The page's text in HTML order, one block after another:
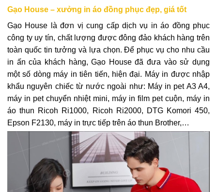
Gạo House – xưởng in áo đồng phục đẹp, giá tốt
Gạo House là đơn vị cung cấp dịch vụ in áo đồng phục
công ty uy tín, chất lượng được đông đảo khách hàng trên
toàn quốc tin tưởng và lựa chọn. Để phục vụ cho nhu cầu
in ấn của khách hàng,Gạo House đã đưa vào sử dụng
một số dòng máy in tiên tiến, hiện đại. Máy in được nhập
khẩu nguyên chiếc từ nước ngoài như: Máy in pet A3 A4,
máy in pet chuyển nhiệt mini, máy in film pet cuộn, máy in
áo thun Ricoh Ri1000, Ricoh Ri2000, DTG Komori 450,
Epson F2130, máy in trực tiếp trên áo thun Brother,…